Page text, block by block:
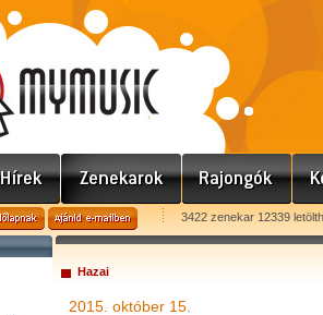
3422 zenekar 12339
Hazai
2015. október 15.